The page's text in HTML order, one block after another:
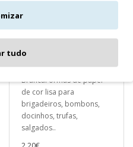
Branca
Forminha Nº5
BrancaFormas de papel
de cor lisa para
brigadeiros, bombons,
docinhos, trufas,
salgados..
tudo